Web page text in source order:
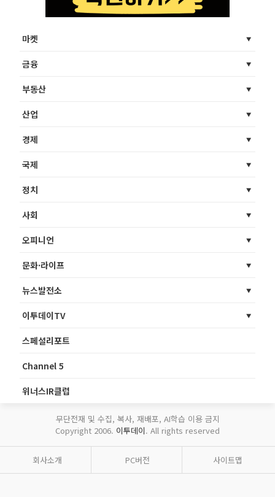
마켓
금융
부동산
산업
경제
국제
정치
사회
오피니언
문화·라이프
뉴스발전소
이투데이TV
스페셜리포트
Channel 5
위너스IR클럽
무단전재 및 수집, 복사, 재배포, AI학습 이용 금지
Copyright 2006. 이투데이. All rights reserved
회사소개 PC버전 사이트맵